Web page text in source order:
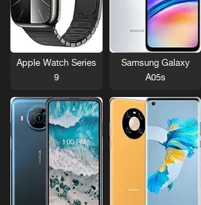
Samsung Galaxy
A05s
Apple Watch Series
9